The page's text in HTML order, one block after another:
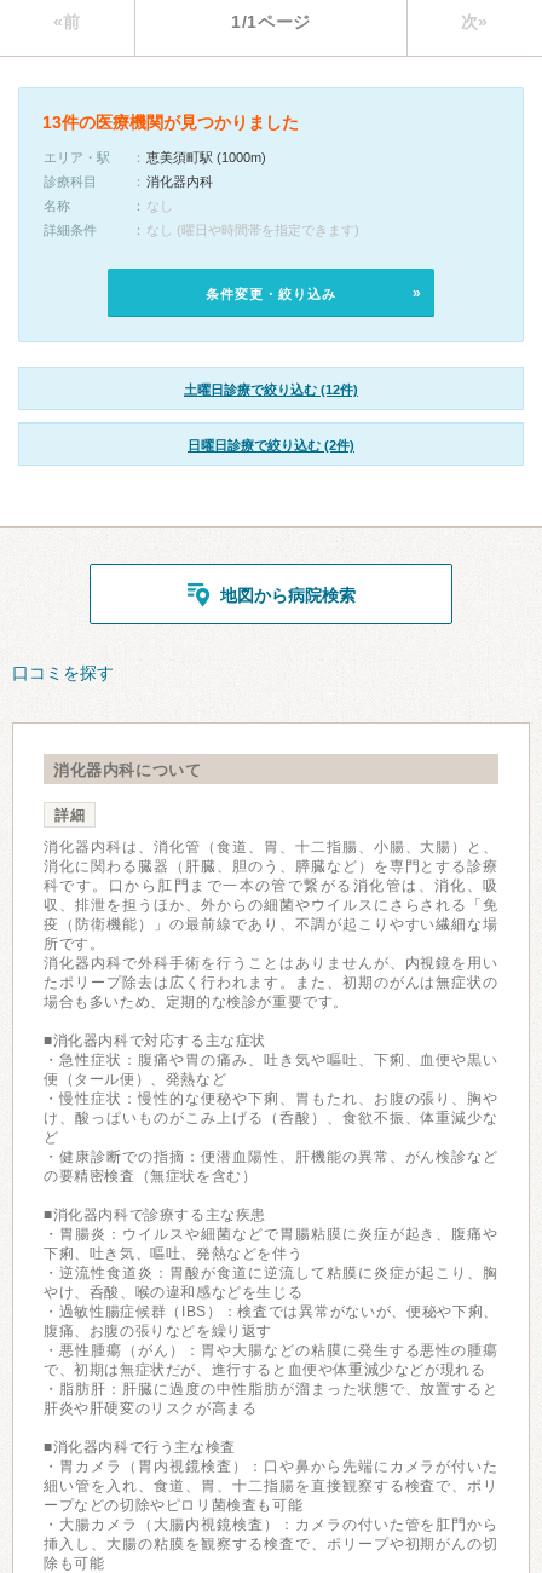
«前 1/1ページ 次»
13件の医療機関が見つかりました
エリア・駅
恵美須町駅 (1000m)
診療科目
消化器内科
名称
なし
詳細条件
なし (曜日や時間帯を指定できます)
条件変更・絞り込み
土曜日診療で絞り込む (12件)
日曜日診療で絞り込む (2件)
地図から病院検索
口コミを探す
消化器内科について
詳細
消化器内科は、消化管（食道、胃、十二指腸、小腸、大腸）と、
消化に関わる臓器（肝臓、胆のう、膵臓など）を専門とする診療
科です。口から肛門まで一本の管で繋がる消化管は、消化、吸
収、排泄を担うほか、外からの細菌やウイルスにさらされる「免
疫（防衛機能）」の最前線であり、不調が起こりやすい繊細な場
所です。
消化器内科で外科手術を行うことはありませんが、内視鏡を用い
たポリープ除去は広く行われます。また、初期のがんは無症状の
場合も多いため、定期的な検診が重要です。
■消化器内科で対応する主な症状
・急性症状：腹痛や胃の痛み、吐き気や嘔吐、下痢、血便や黒い
便（タール便）、発熱など
・慢性症状：慢性的な便秘や下痢、胃もたれ、お腹の張り、胸や
け、酸っぱいものがこみ上げる（呑酸）、食欲不振、体重減少な
ど
・健康診断での指摘：便潜血陽性、肝機能の異常、がん検診など
の要精密検査（無症状を含む）
■消化器内科で診療する主な疾患
・胃腸炎：ウイルスや細菌などで胃腸粘膜に炎症が起き、腹痛や
下痢、吐き気、嘔吐、発熱などを伴う
・逆流性食道炎：胃酸が食道に逆流して粘膜に炎症が起こり、胸
やけ、呑酸、喉の違和感などを生じる
・過敏性腸症候群（IBS）：検査では異常がないが、便秘や下痢、
腹痛、お腹の張りなどを繰り返す
・悪性腫瘍（がん）：胃や大腸などの粘膜に発生する悪性の腫瘍
で、初期は無症状だが、進行すると血便や体重減少などが現れる
・脂肪肝：肝臓に過度の中性脂肪が溜まった状態で、放置すると
肝炎や肝硬変のリスクが高まる
■消化器内科で行う主な検査
・胃カメラ（胃内視鏡検査）：口や鼻から先端にカメラが付いた
細い管を入れ、食道、胃、十二指腸を直接観察する検査で、ポリ
ープなどの切除やピロリ菌検査も可能
・大腸カメラ（大腸内視鏡検査）：カメラの付いた管を肛門から
挿入し、大腸の粘膜を観察する検査で、ポリープや初期がんの切
除も可能